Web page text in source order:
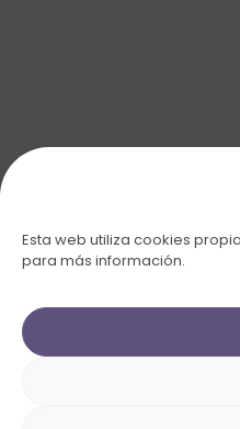
Esta web utiliza cookies
para más información.